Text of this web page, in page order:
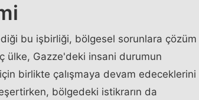
bu işbirliği, bölgesel sorunlara çözüm
ülke, Gazze'deki insani durumun
birlikte çalışmaya devam edeceklerini
bölgedeki istikrarın da